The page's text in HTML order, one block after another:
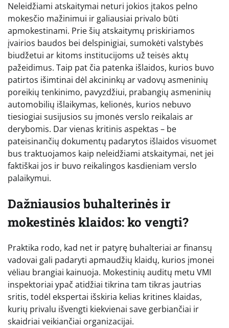
Neleidžiami atskaitymai neturi jokios įtakos pelno
mokesčio mažinimui ir galiausiai privalo būti
apmokestinami. Prie šių atskaitymų priskiriamos
įvairios baudos bei delspinigiai, sumokėti valstybės
biudžetui ar kitoms institucijoms už teisės aktų
pažeidimus. Taip pat čia patenka išlaidos, kurios buvo
patirtos išimtinai dėl akcininkų ar vadovų asmeninių
poreikių tenkinimo, pavyzdžiui, prabangių asmeninių
automobilių išlaikymas, kelionės, kurios nebuvo
tiesiogiai susijusios su įmonės verslo reikalais ar
derybomis. Dar vienas kritinis aspektas – be
pateisinančių dokumentų padarytos išlaidos visuomet
bus traktuojamos kaip neleidžiami atskaitymai, net jei
faktiškai jos ir buvo reikalingos kasdieniam verslo
palaikymui.
Dažniausios buhalterinės ir
mokestinės klaidos: ko vengti?
Praktika rodo, kad net ir patyrę buhalteriai ar finansų
vadovai gali padaryti apmaudžių klaidų, kurios įmonei
vėliau brangiai kainuoja. Mokestinių auditų metu VMI
inspektoriai ypač atidžiai tikrina tam tikras jautrias
sritis, todėl ekspertai išskiria kelias kritines klaidas,
kurių privalu išvengti kiekvienai save gerbiančiai ir
skaidriai veikiančiai organizacijai.